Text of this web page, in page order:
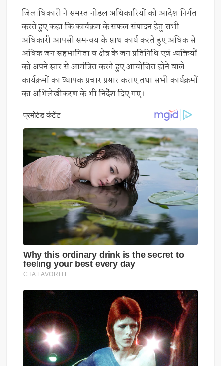
जिलाधिकारी ने समस्त नोडल अधिकारियों को आदेश निर्गत
करते हुए कहा कि कार्यक्रम के सफल संपादन हेतु सभी
अधिकारी आपसी समन्वय के साथ कार्य करते हुए अधिक से
अधिक जन सहभागिता व क्षेत्र के जन प्रतिनिधि एवं व्यक्तियों
को अपने स्तर से आमंत्रित करते हुए आयोजित होने वाले
कार्यक्रमों का व्यापक प्रचार प्रसार कराए तथा सभी कार्यक्रमों
का अभिलेखीकरण के भी निर्देश दिए गए।